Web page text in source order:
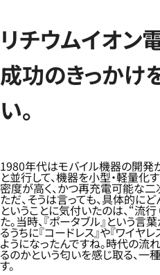
リチウムイオン
成功のきっかけ
い。
1980年代はモバイル機器の開発
と並行して、機器を小型・軽量化
密度が高く、かつ再充電可能な
ただ、そうは言っても、具体的に
ということに気付いたのは、“流
た。当時、『ポータブル』という言
るうちに『コードレス』や『ワイヤ
ようになったんですね。時代の流
るのかという匂いを感じ取る、一
す。